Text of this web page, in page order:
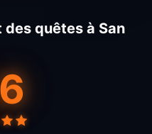
des quêtes à San